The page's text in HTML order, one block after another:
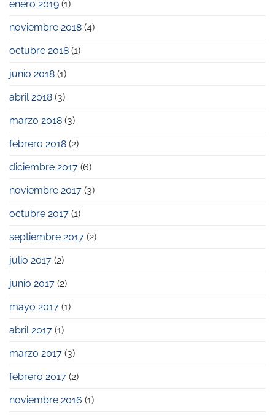
enero 2019 (1)
noviembre 2018 (4)
octubre 2018 (1)
junio 2018 (1)
abril 2018 (3)
marzo 2018 (3)
febrero 2018 (2)
diciembre 2017 (6)
noviembre 2017 (3)
octubre 2017 (1)
septiembre 2017 (2)
julio 2017 (2)
junio 2017 (2)
mayo 2017 (1)
abril 2017 (1)
marzo 2017 (3)
febrero 2017 (2)
noviembre 2016 (1)